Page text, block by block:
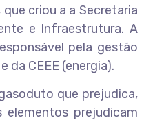
criou a a Secretaria
e Infraestrutura. A
pela gestão
da CEEE (energia).
que prejudica,
prejudicam